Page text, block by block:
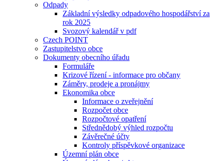
Odpady
Základní výsledky odpadového hospodářství za
rok 2025
Svozový kalendář v pdf
Czech POINT
Zastupitelstvo obce
Dokumenty obecního úřadu
Formuláře
Krizové řízení - informace pro občany
Záměry, prodeje a pronájmy
Ekonomika obce
Informace o zveřejnění
Rozpočet obce
Rozpočtové opatření
Střednědobý výhled rozpočtu
Závěrečné účty
Kontroly příspěvkové organizace
Územní plán obce